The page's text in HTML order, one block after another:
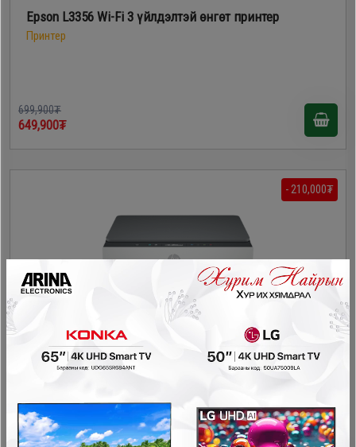
Epson L3356 Wi-Fi 3 үйлдэлтэй өнгөт принтер
Принтер
699,900₮
649,900₮
- 210,000₮
HP Smart Tank 670 3 үйлдэлтэй өнгөт принтер